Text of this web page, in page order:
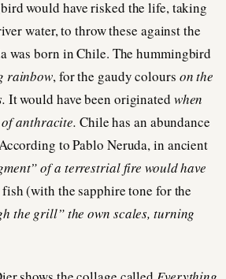
would have risked the life, taking
water, to throw these against the
was born in Chile. The hummingbird
rainbow, for the gaudy colours on the
It would have been originated when
anthracite. Chile has an abundance
to Pablo Neruda, in ancient
of a terrestrial fire would have
(with the sapphire tone for the
the grill” the own scales, turning